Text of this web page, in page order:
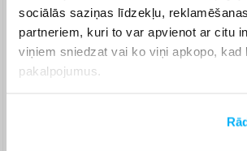
sociālās saziņas līdzekļu,
partneriem, kuri to var apvienot ar citu
viņiem sniedzat vai ko viņi apkopo, kad
pakalpojumus.
Augusts 18d. - Augusts 27d.
Omniva pakomāts (3,99 €)
Augusts 17d. - Augusts 26d.
Smartposti pakomāts